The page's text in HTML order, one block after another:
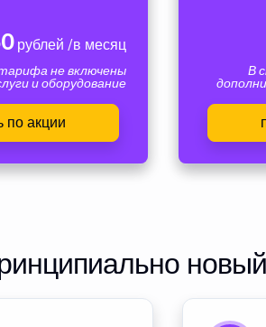
рублей /в месяц
не включены
и оборудование
по акции
В